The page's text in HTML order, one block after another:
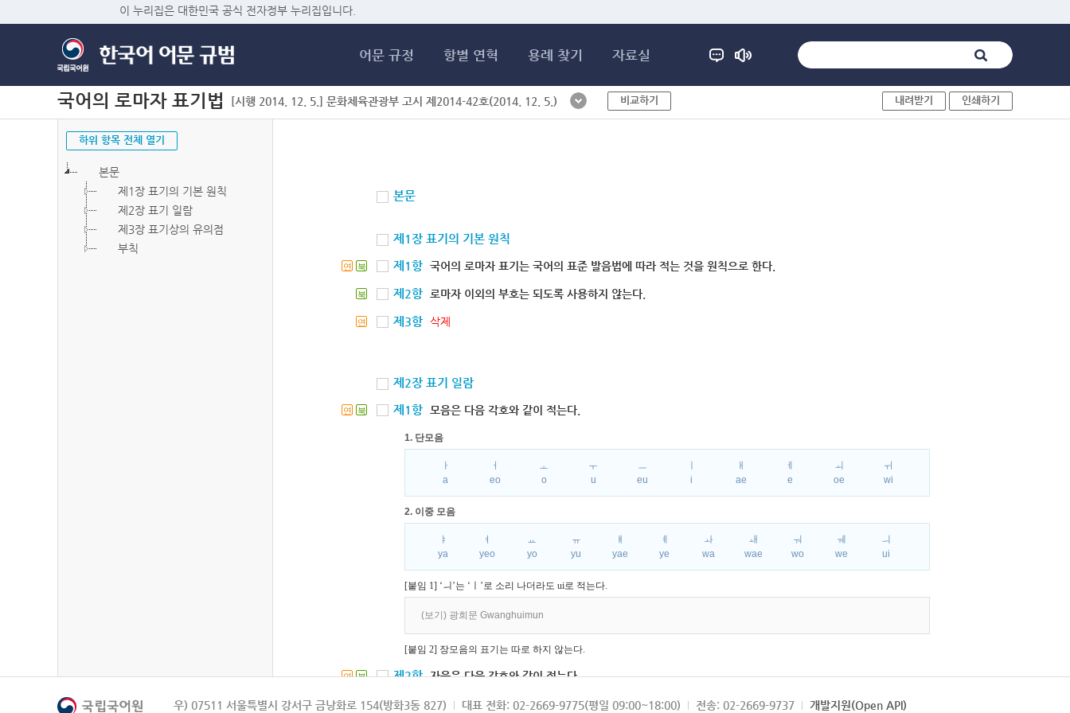
이 누리집은 대한민국 공식 전자정부 누리집입니다.
어문 규정 항별 연혁 용례 찾기 자료실
국어의 로마자 표기법 [시행 2014. 12. 5.] 문화체육관광부 고시 제2014-42호(2014. 12. 5.) 비교하기 내려받기 인쇄하기
하위 항목 전체 열기
본문
제1장 표기의 기본 원칙
제2장 표기 일람
제3장 표기상의 유의점
부칙
본문
제1장 표기의 기본 원칙
연 북 제1항 국어의 로마자 표기는 국어의 표준 발음법에 따라 적는 것을 원칙으로 한다.
북 제2항 로마자 이외의 부호는 되도록 사용하지 않는다.
연 제3항 삭제
제2장 표기 일람
연 북 제1항 모음은 다음 각호와 같이 적는다.
1. 단모음
ㅏ
a
ㅓ
eo
ㅗ
o
ㅜ
u
ㅡ
eu
i
ㅐ
ae
ㅔ
e
ㅚ
oe
ㅟ
wi
2. 이중 모음
ㅑ
ya
ㅕ
yeo
ㅛ
yo
ㅠ
yu
ㅒ
yae
ㅖ
ye
ㅘ
wa
ㅙ
wae
ㅝ
wo
ㅞ
we
ㅢ
ui
[붙임 1] ‘ㅢ’는 ‘ㅣ’로 소리 나더라도 ui로 적는다.
(보기) 광희문 Gwanghuimun
[붙임 2] 장모음의 표기는 따로 하지 않는다.
연 북 제2항 자음은 다음 각호와 같이 적는다.
1. 파열음
우) 07511 서울특별시 강서구 금낭화로 154(방화3동 827) 대표 전화: 02-2669-9775(평일 09:00~18:00) 전송: 02-2669-9737 개발지원(Open API)